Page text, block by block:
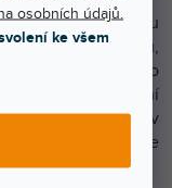
osobních údajů.
ke všem
DAW pro tvorbu
je množství efektů,
– tedy vše co
Užijte si unikátní
se stopami v
skutečné nástroje